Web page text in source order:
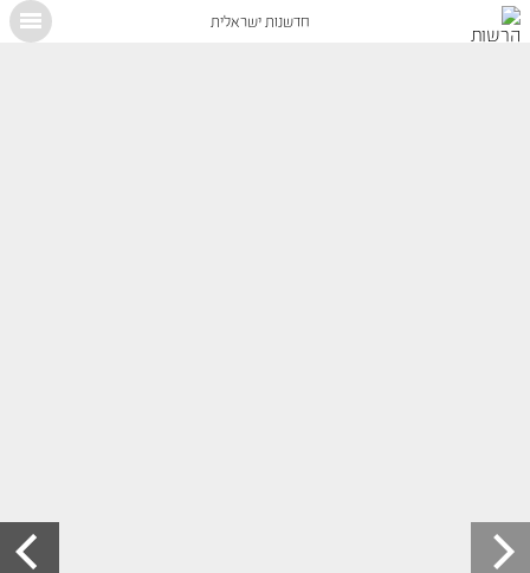
חדשנות ישראלית
X